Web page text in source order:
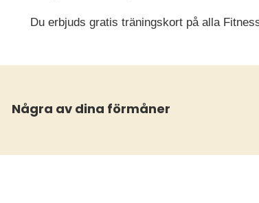
Du erbjuds gratis träningskort på alla
Några av dina förmåner